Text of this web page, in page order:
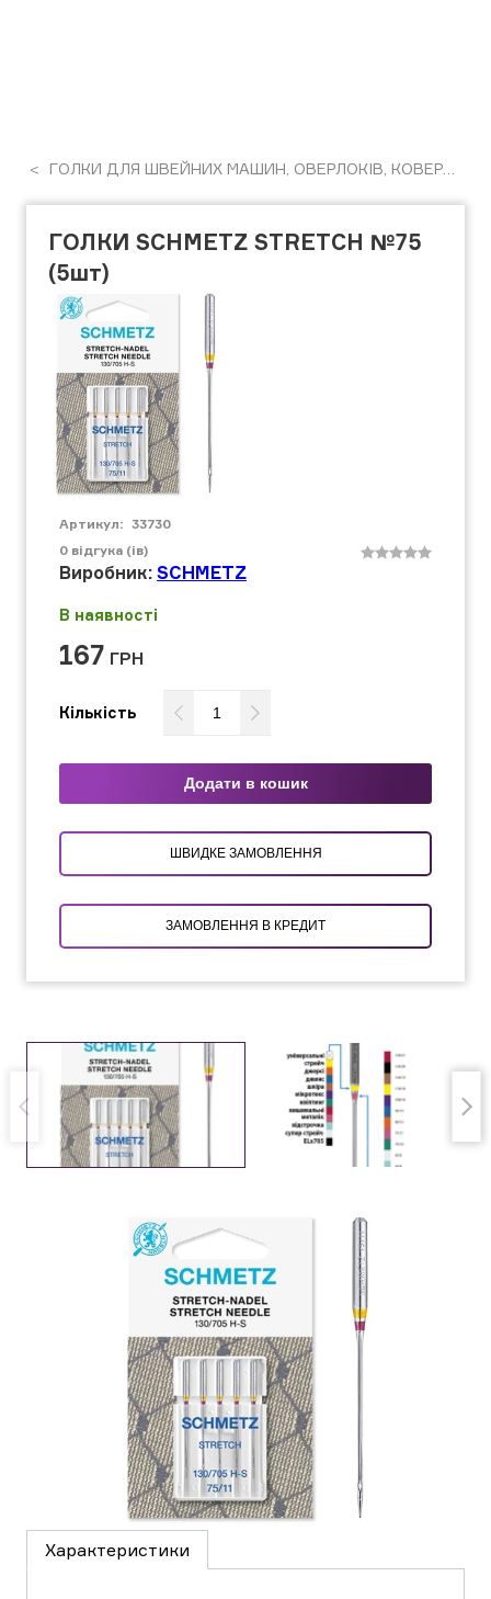
ГОЛКИ ДЛЯ ШВЕЙНИХ МАШИН, ОВЕРЛОКІВ, КОВЕРЛОКІВ, РОЗПОШИВАЛЬНИХ МАШИН
ГОЛКИ SCHMETZ STRETCH №75
(5шт)
Артикул: 33730
0 відгука (ів)
Виробник: SCHMETZ
В наявності
167 ГРН
Кількість
Додати в кошик
ШВИДКЕ ЗАМОВЛЕННЯ
ЗАМОВЛЕННЯ В КРЕДИТ
Характеристики